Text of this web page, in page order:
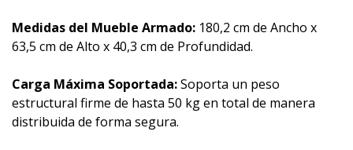
Medidas del Mueble Armado: 180,2 cm de Ancho x
63,5 cm de Alto x 40,3 cm de Profundidad.
Carga Máxima Soportada:Soporta un peso
estructural firme de hasta 50 kg en total de manera
distribuida de forma segura.